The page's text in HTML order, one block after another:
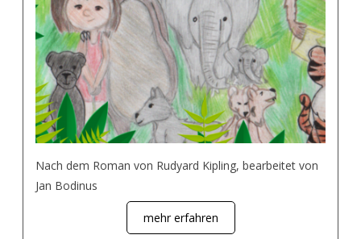
Nach dem Roman von Rudyard Kipling, bearbeitet von
Jan Bodinus
mehr erfahren